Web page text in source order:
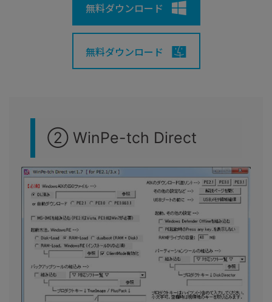
無料ダウンロード
無料ダウンロード
② WinPe-tch Direct